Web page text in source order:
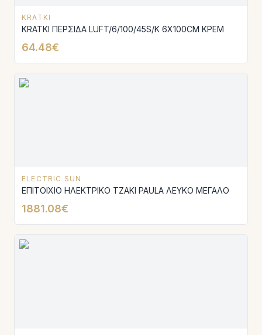
KRATKI
KRATKI ΠΕΡΣΙΔΑ LUFT/6/100/45S/K 6X100CM ΚΡΕΜ
64.48€
ELECTRIC SUN
ΕΠΙΤΟΙΧΙΟ ΗΛΕΚΤΡΙΚΟ ΤΖΑΚΙ PAULA ΛΕΥΚΟ ΜΕΓΑΛΟ
1881.08€